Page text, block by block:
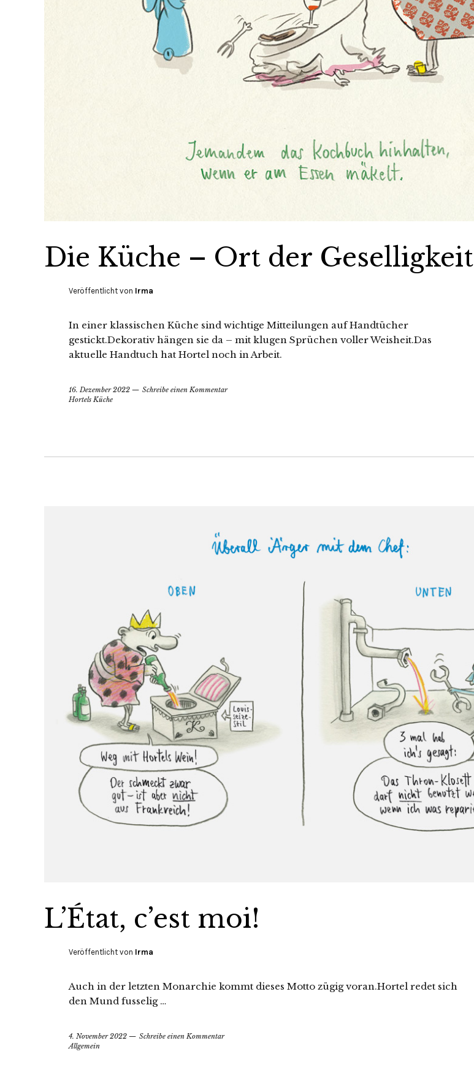
Die Küche – Ort der Geselligkeit
Veröffentlicht von Irma
In einer klassischen Küche sind wichtige Mitteilungen auf Handtücher
gestickt.Dekorativ hängen sie da – mit klugen Sprüchen voller Weisheit.Das
aktuelle Handtuch hat Hortel noch in Arbeit.
16. Dezember 2022
Schreibe einen Kommentar
Hortels Küche
L’État, c’est moi!
Veröffentlicht von Irma
Auch in der letzten Monarchie kommt dieses Motto zügig voran.Hortel redet sich
den Mund fusselig …
4. November 2022
Schreibe einen Kommentar
Allgemein